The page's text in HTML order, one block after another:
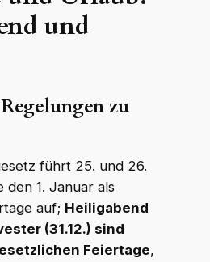
und
zu
führt 25. und 26.
den 1. Januar als
auf; Heiligabend
(31.12.) sind
Feiertage,